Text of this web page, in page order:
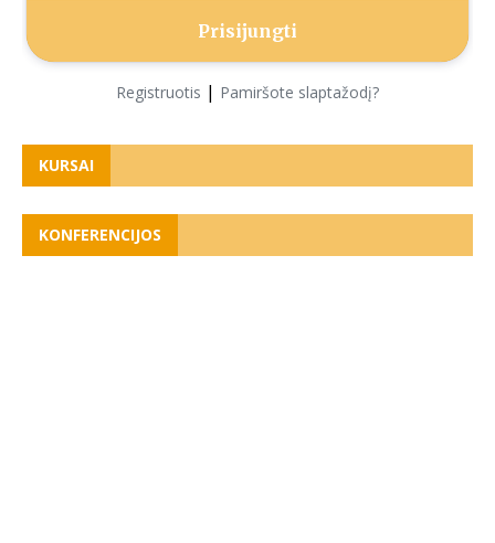
Registruotis | Pamiršote slaptažodį?
KURSAI
KONFERENCIJOS